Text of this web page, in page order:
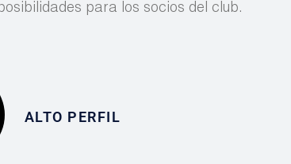
para los socios del club.
ALTO PERFIL